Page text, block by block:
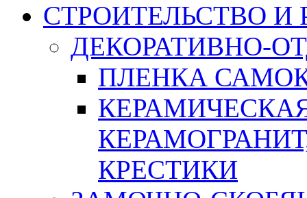
СТРОИТЕЛЬСТВО И
ДЕКОРАТИВНО-
ПЛЕНКА
КРЕСТИКИ